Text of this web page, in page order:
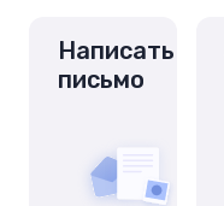
Написать
письмо